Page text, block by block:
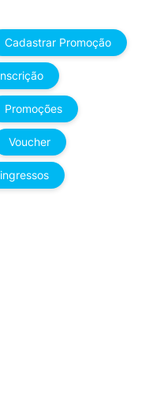
Cadastrar Promoção
Promoções
Voucher
ingressos